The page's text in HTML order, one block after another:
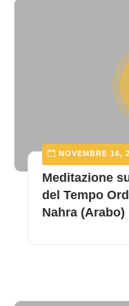
NOVEMBRE 16,
Meditazione
del Tempo
Nahra (Arabo)